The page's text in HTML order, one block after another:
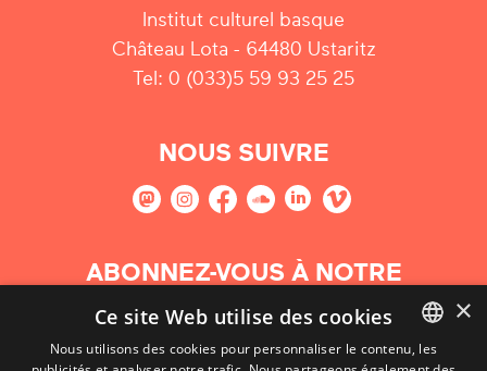
Institut culturel basque
Château Lota - 64480 Ustaritz
Tel: 0 (033)5 59 93 25 25
NOUS SUIVRE
ABONNEZ-VOUS À NOTRE
NEWSLETTER
S'abonner
×
Ce site Web utilise des cookies
Nous utilisons des cookies pour personnaliser le contenu, les